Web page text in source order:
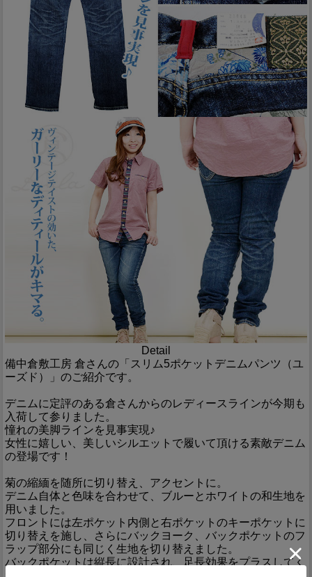
Detail
備中倉敷工房 倉さんの「スリム5ポケットデニムパンツ（ユ
ーズド）」のご紹介です。
デニムに定評のある倉さんからのレディースラインが今期も
入荷して参りました。
憧れの美脚ラインを見事実現♪
女性に嬉しい、美しいシルエットで履いて頂ける素敵デニム
の登場です！
菊の縮緬を随所に切り替え、アクセントに。
デニム自体と色味を合わせて、ブルーとホワイトの和生地を
用いました。
フロントには左ポケット内側と右ポケットのキーポケットに
切り替えを施し、さらにバックヨーク、バックポケットのフ
ラップ部分にも同じく生地を切り替えました。
バックポケットは縦長に設計され、足長効果をプラスしてく